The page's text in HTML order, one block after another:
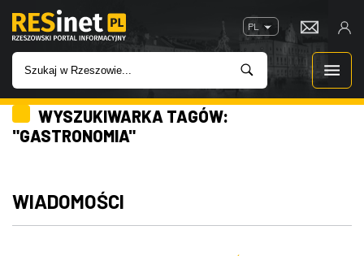
PL
WIADOMOŚCI
IMPREZY
WYSZUKIWARKA TAGÓW:
"GASTRONOMIA"
WIADOMOŚCI